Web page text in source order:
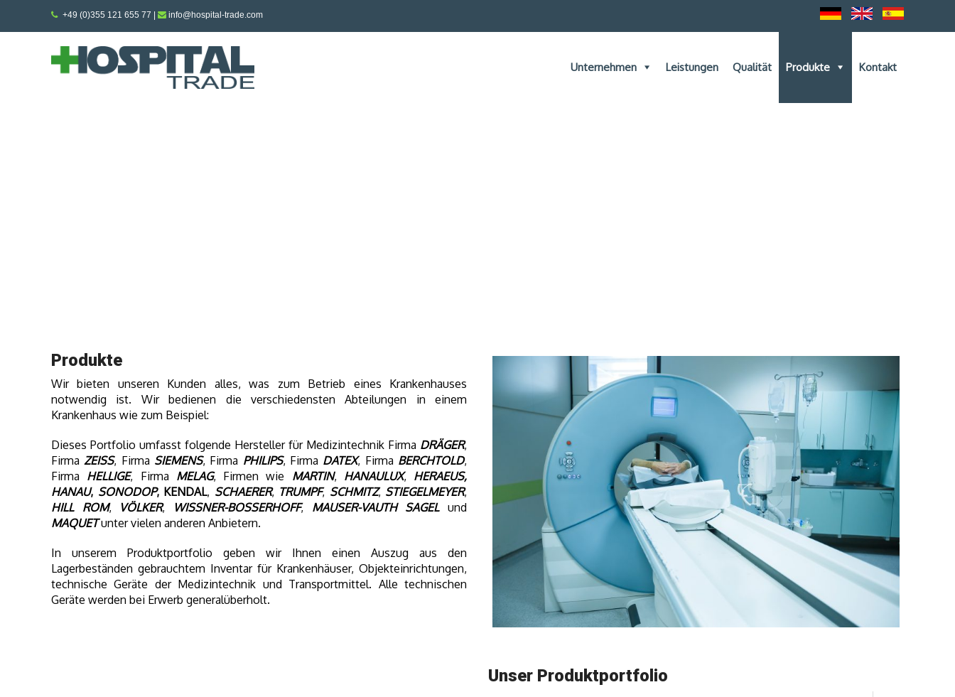
+49 (0)355 121 655 77 info@hospital-trade.com
Unternehmen Leistungen Qualität Produkte Kontakt
Produkte
Wir bieten unseren Kunden alles, was zum Betrieb eines Krankenhauses
notwendig ist. Wir bedienen die verschiedensten Abteilungen in einem
Krankenhaus wie zum Beispiel:
Dieses Portfolio umfasst folgende Hersteller für Medizintechnik Firma DRÄGER,
Firma ZEISS, Firma SIEMENS, Firma PHILIPS, Firma DATEX, Firma BERCHTOLD,
Firma HELLIGE, Firma MELAG, Firmen wie MARTIN, HANAULUX, HERAEUS,
HANAU, SONODOP, KENDAL, SCHAERER, TRUMPF, SCHMITZ, STIEGELMEYER,
HILL ROM, VÖLKER, WISSNER-BOSSERHOFF, MAUSER-VAUTH SAGELund
MAQUETunter vielen anderen Anbietern.
In unserem Produktportfolio geben wir Ihnen einen Auszug aus den
Lagerbeständen gebrauchtem Inventar für Krankenhäuser, Objekteinrichtungen,
technische Geräte der Medizintechnik und Transportmittel. Alle technischen
Geräte werden bei Erwerb generalüberholt.
Unser Produktportfolio